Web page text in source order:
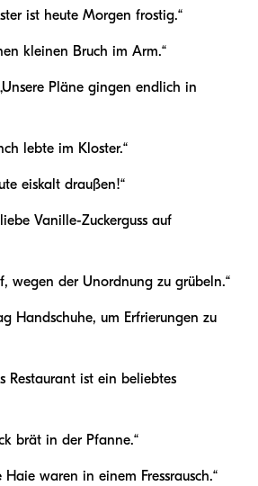
ist heute Morgen frostig.“
kleinen Bruch im Arm.“
Pläne gingen endlich in
lebte im Kloster.“
eiskalt draußen!“
Vanille-Zuckerguss auf
wegen der Unordnung zu grübeln.“
Handschuhe, um Erfrierungen zu
Restaurant ist ein beliebtes
brät in der Pfanne.“
Haie waren in einem Fressrausch.“